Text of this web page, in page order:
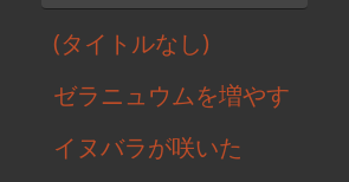
(タイトルなし)
ゼラニュウムを増やす
イヌバラが咲いた